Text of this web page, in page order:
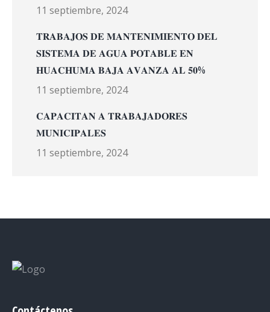
11 septiembre, 2024
𝐓𝐑𝐀𝐁𝐀𝐉𝐎𝐒 𝐃𝐄 𝐌𝐀𝐍𝐓𝐄𝐍𝐈𝐌𝐈𝐄𝐍𝐓𝐎 𝐃𝐄𝐋
𝐒𝐈𝐒𝐓𝐄𝐌𝐀 𝐃𝐄 𝐀𝐆𝐔𝐀 𝐏𝐎𝐓𝐀𝐁𝐋𝐄 𝐄𝐍
𝐇𝐔𝐀𝐂𝐇𝐔𝐌𝐀 𝐁𝐀𝐉𝐀 𝐀𝐕𝐀𝐍𝐙𝐀 𝐀𝐋 𝟓𝟎%
11 septiembre, 2024
𝐂𝐀𝐏𝐀𝐂𝐈𝐓𝐀𝐍 𝐀 𝐓𝐑𝐀𝐁𝐀𝐉𝐀𝐃𝐎𝐑𝐄𝐒
𝐌𝐔𝐍𝐈𝐂𝐈𝐏𝐀𝐋𝐄𝐒
11 septiembre, 2024